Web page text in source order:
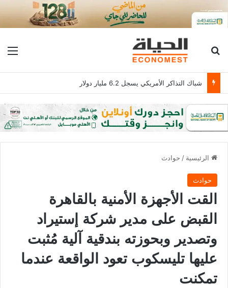
بحث عن
شباك التذاكر الأمريكي يسجل 6.2 مليار دولار
الرئيسية / حوادث
حوادث
القت الأجهزة الأمنية بالقاهرة
القبض على مدير شركة إستيراد
وتصدير وبحوزته بندقية آلية مُثبت
عليها تليسكوب تعود الواقعة عندما
تمكنت